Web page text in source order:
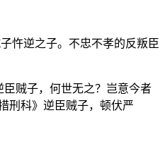
忤逆之子。不忠不孝的反叛臣
臣贼子，何世无之？岂意今者
刑科》逆臣贼子，顿伏严